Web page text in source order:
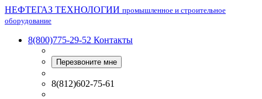
НЕФТЕГАЗ ТЕХНОЛОГИИ промышленное и строительное
оборудование
8(800)775-29-52 Контакты
Перезвоните мне
8(812)602-75-61